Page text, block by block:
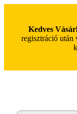
Kedves
regisztráció után